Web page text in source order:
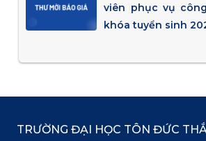
viên phục vụ
khóa tuyển sinh
TRƯỜNG ĐẠI HỌC TÔN ĐỨC